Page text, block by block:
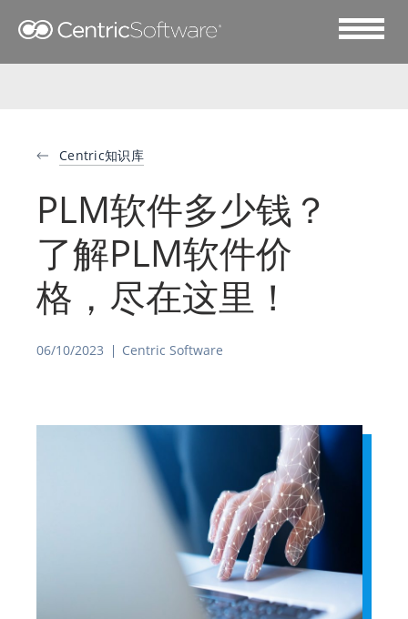
Centric知识库
PLM软件多少钱？
了解PLM软件价
格，尽在这里！
06/10/2023 Centric Software